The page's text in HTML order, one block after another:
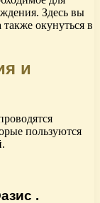
Здесь вы
окунуться в
и
пользуются
.